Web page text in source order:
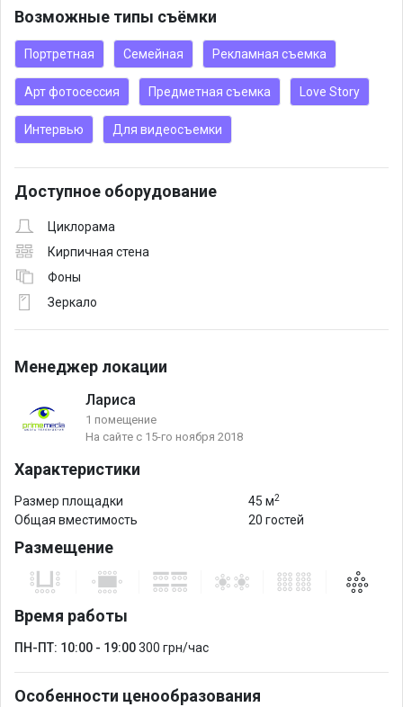
Возможные типы съёмки
Портретная Семейная Рекламная съемка
Арт фотосессия Предметная съемка Love Story
Интервью Для видеосъемки
Доступное оборудование
Циклорама
Кирпичная стена
Фоны
Зеркало
Менеджер локации
Лариса
1 помещение
На сайте с 15-го ноября 2018
Характеристики
Размер площадки 45 м2
Общая вместимость 20 гостей
Размещение
Время работы
ПН-ПТ: 10:00 - 19:00300 грн/час
Особенности ценообразования